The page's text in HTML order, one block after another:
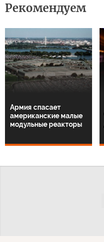
Рекомендуем
Армия спасает
американские малые
модульные реакторы